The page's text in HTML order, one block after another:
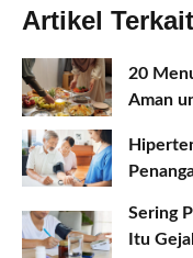
Artikel Terkait
20
Aman
Sering
Itu